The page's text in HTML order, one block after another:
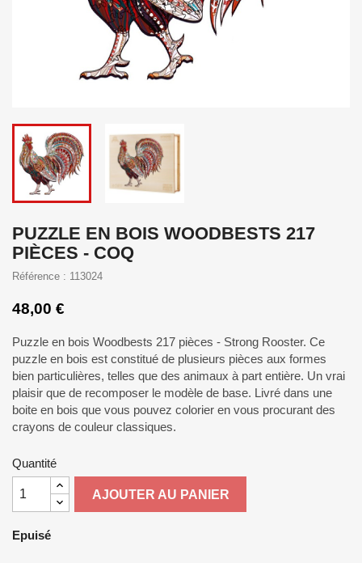
PUZZLE EN BOIS WOODBESTS 217
PIÈCES - COQ
Référence : 113024
48,00 €
Puzzle en bois Woodbests 217 pièces - Strong Rooster. Ce
puzzle en bois est constitué de plusieurs pièces aux formes
bien particulières, telles que des animaux à part entière. Un vrai
plaisir que de recomposer le modèle de base. Livré dans une
boite en bois que vous pouvez colorier en vous procurant des
crayons de couleur classiques.
Quantité
AJOUTER AU PANIER
Epuisé